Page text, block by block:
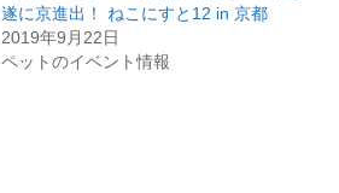
遂に京進出！ ねこにすと12 in 京都
2019年9月22日
ペットのイベント情報